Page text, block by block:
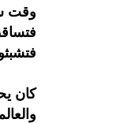
وقت
كان